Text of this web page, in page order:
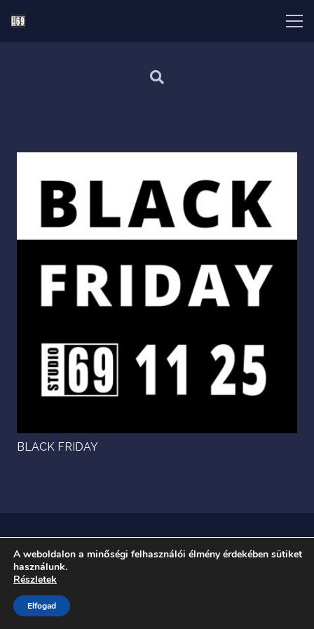
BLACK FRIDAY
A weboldalon a minőségi felhasználói élmény érdekében sütiket
használunk.
Részletek
Elfogad